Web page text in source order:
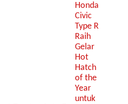
Honda
Civic
Type R
Raih
Gelar
Hot
Hatch
of the
Year
untuk